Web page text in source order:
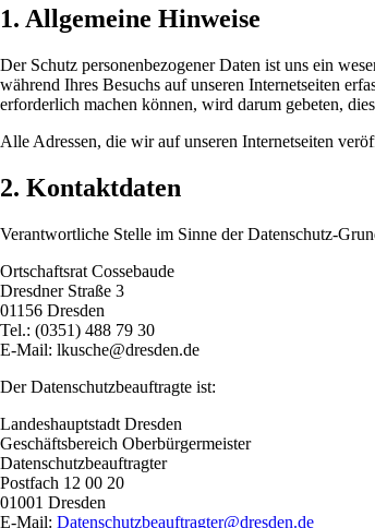
1. Allgemeine Hinweise
Der Schutz personenbezogener Daten ist uns ein
während Ihres Besuchs auf unseren Internetseiten
erforderlich machen können, wird darum gebeten,
Alle Adressen, die wir auf unseren Internetseiten
2. Kontaktdaten
Verantwortliche Stelle im Sinne der Datenschutz-
Ortschaftsrat Cossebaude
Dresdner Straße 3
01156 Dresden
Tel.: (0351) 488 79 30
E-Mail: lkusche@dresden.de
Der Datenschutzbeauftragte ist:
Landeshauptstadt Dresden
Geschäftsbereich Oberbürgermeister
Datenschutzbeauftragter
Postfach 12 00 20
01001 Dresden
E-Mail: Datenschutzbeauftragter@dresden.de